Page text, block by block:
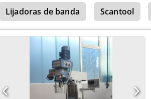
Lijadoras de banda
Scantool